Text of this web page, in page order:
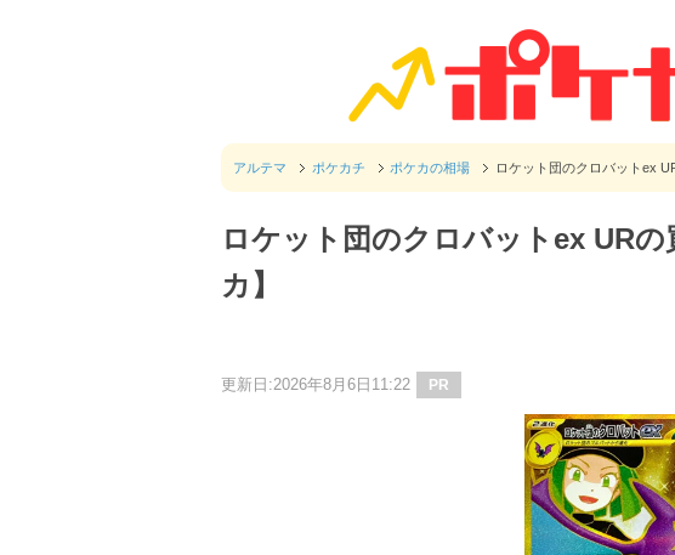
アルテマ ポケカチ ポケカの相場 ロケット団のクロバットex
ロケット団のクロバットex UR
カ】
更新日:2026年8月6日11:22 PR